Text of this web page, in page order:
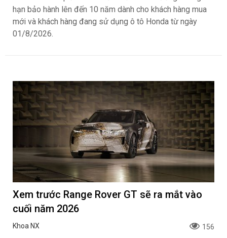
hạn bảo hành lên đến 10 năm dành cho khách hàng mua
mới và khách hàng đang sử dụng ô tô Honda từ ngày
01/8/2026.
Xem trước Range Rover GT sẽ ra mắt vào
cuối năm 2026
Khoa NX 156